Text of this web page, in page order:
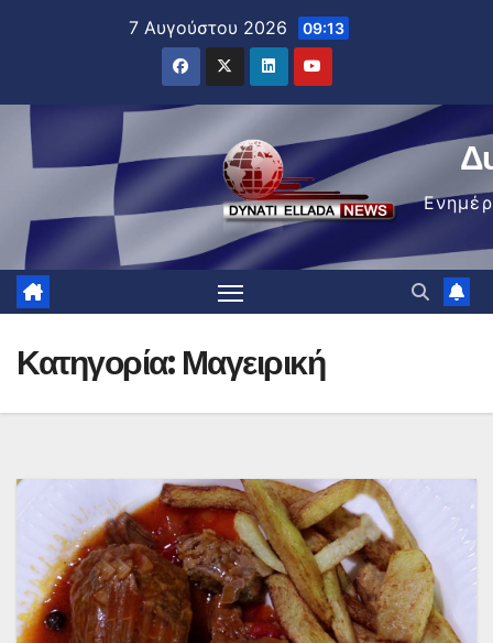
7 Αυγούστου 2026 09:13
Κατηγορία: Μαγειρική